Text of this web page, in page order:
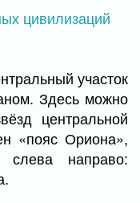
участок
Здесь можно
центральной
«пояс Ориона»,
направо: